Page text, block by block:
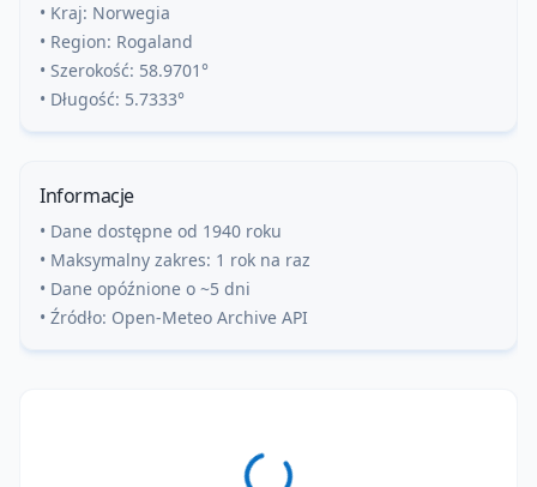
• Kraj: Norwegia
• Region: Rogaland
• Szerokość: 58.9701°
• Długość: 5.7333°
Informacje
• Dane dostępne od 1940 roku
• Maksymalny zakres: 1 rok na raz
• Dane opóźnione o ~5 dni
• Źródło: Open-Meteo Archive API